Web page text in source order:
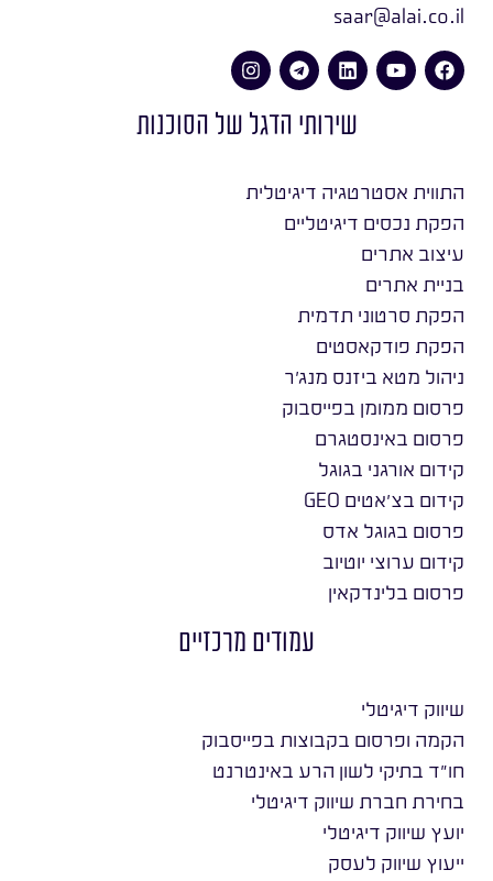
saar@alai.co.il
שירותי הדגל של הסוכנות
התווית אסטרטגיה דיגיטלית
הפקת נכסים דיגיטליים
עיצוב אתרים
בניית אתרים
הפקת סרטוני תדמית
הפקת פודקאסטים
ניהול מטא ביזנס מנג׳ר
פרסום ממומן בפייסבוק
פרסום באינסטגרם
קידום אורגני בגוגל
קידום בצ׳אטים GEO
פרסום בגוגל אדס
קידום ערוצי יוטיוב
פרסום בלינדקאין
עמודים מרכזיים
שיווק דיגיטלי
הקמה ופרסום בקבוצות בפייסבוק
חו״ד בתיקי לשון הרע באינטרנט
בחירת חברת שיווק דיגיטלי
יועץ שיווק דיגיטלי
ייעוץ שיווק לעסק